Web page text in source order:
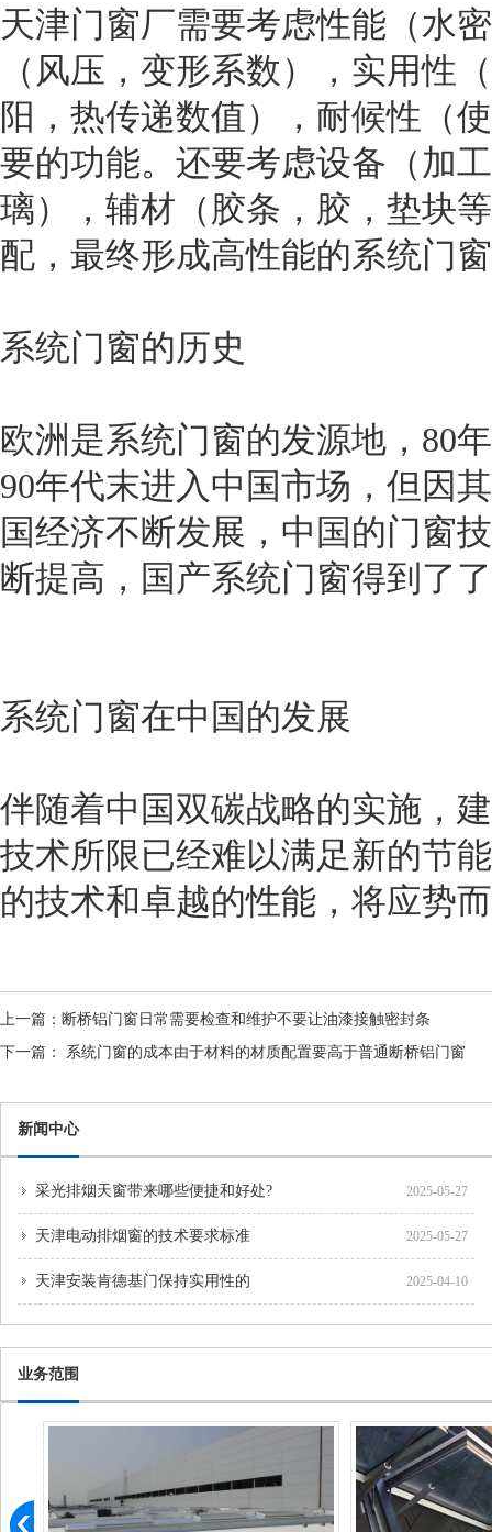
天津门窗厂需要考虑性能（水
（风压，变形系数），实用性
阳，热传递数值），耐候性（
要的功能。还要考虑设备（加
璃），辅材（胶条，胶，垫块
配，最终形成高性能的系统门
系统门窗的历史
欧洲是系统门窗的发源地，80
90年代末进入中国市场，但因
国经济不断发展，中国的门窗
断提高，国产系统门窗得到了
系统门窗在中国的发展
伴随着中国双碳战略的实施，
技术所限已经难以满足新的节
的技术和卓越的性能，将应势
上一篇： 断桥铝门窗日常需要检查和维护不要让油漆接触密封条
下一篇： 系统门窗的成本由于材料的材质配置要高于普通断桥铝门窗
新闻中心
采光排烟天窗带来哪些便捷和好处? 2025-05-27
天津电动排烟窗的技术要求标准 2025-05-27
天津安装肯德基门保持实用性的 2025-04-10
业务范围